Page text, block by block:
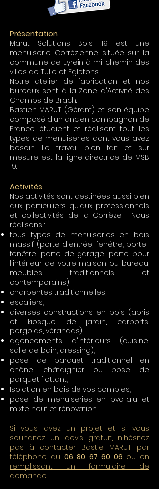
Présentation
Marut Solutions Bois 19 est une
menuiserie Corrézienne située sur la
commune de Eyrein à mi-chemin des
villes de Tulle et Egletons.
Notre atelier de fabrication et nos
bureaux sont à la Zone d'Activité des
Champs de Brach.
Bastien MARUT (Gérant) et son équipe
composé d'un ancien compagnon de
France étudient et réalisent tout les
types de menuiseries dont vous avez
besoin. Le travail bien fait et sur
mesure est la ligne directrice de MSB
19.
Activités
Nos activités sont destinées aussi bien
aux particuliers qu'aux professionnels
et collectivités de la Corrèze. Nous
réalisons :
tous types de menuiseries en bois
massif (porte d'entrée, fenêtre, porte-
fenêtre, porte de garage, porte pour
l'intérieur de votre maison ou bureau,
meubles traditionnels et
contemporains),
charpentes traditionnelles,
escaliers,
diverses constructions en bois (abris
et kiosque de jardin, carports,
pergolas, vérandas),
agencements d'intérieurs (cuisine,
salle de bain, dressing),
pose de parquet traditionnel en
chêne, châtaignier ou pose de
parquet flottant,
Isolation en bois de vos combles,
pose de menuiseries en pvc-alu et
mixte neuf et rénovation.
Si vous avez un projet et si vous
souhaitez un devis gratuit, n'hésitez
pas à contacter Bastie MARUT par
téléphone au06 80 67 60 06 ou en
remplissant un formulaire de
demande.